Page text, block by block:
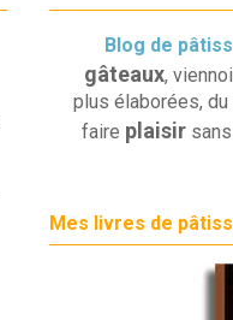
Blog de
gâteaux,
plus élaborées, du
faire plaisir
Mes livres de